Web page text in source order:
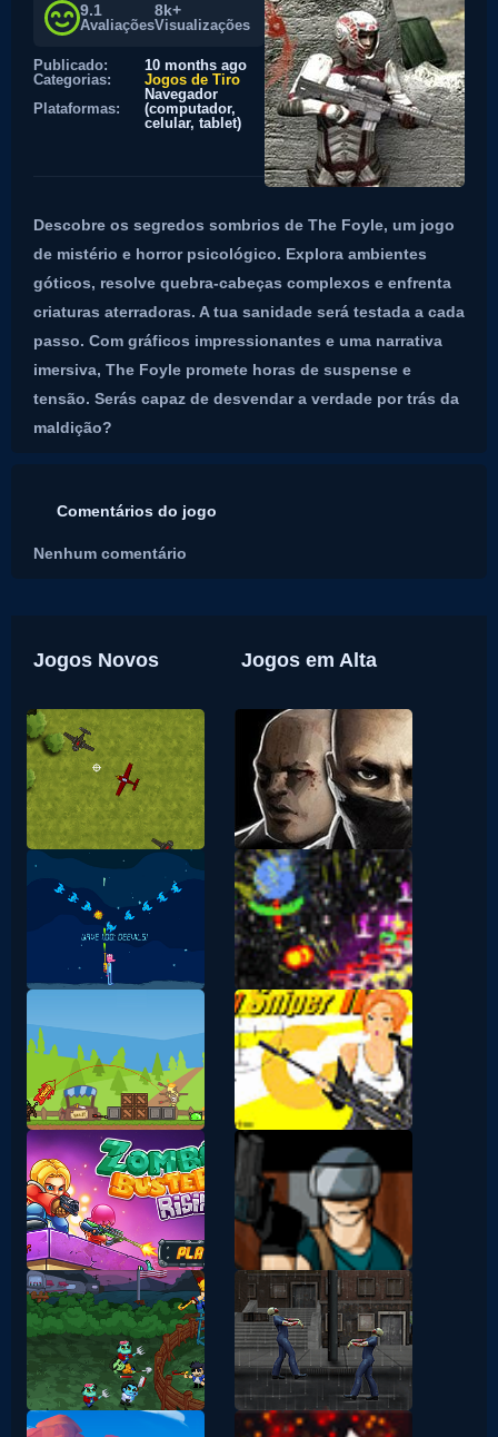
9.1
Avaliações
8k+
Visualizações
Publicado:
10 months ago
Categorias:
Jogos de Tiro
Plataformas:
Navegador
(computador,
celular, tablet)
Descobre os segredos sombrios de The Foyle, um jogo
de mistério e horror psicológico. Explora ambientes
góticos, resolve quebra-cabeças complexos e enfrenta
criaturas aterradoras. A tua sanidade será testada a cada
passo. Com gráficos impressionantes e uma narrativa
imersiva, The Foyle promete horas de suspense e
tensão. Serás capaz de desvendar a verdade por trás da
maldição?
Comentários do jogo
Nenhum comentário
Jogos Novos Jogos em Alta